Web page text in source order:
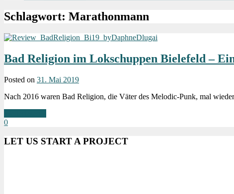
Schlagwort: Marathonmann
Bad Religion im Lokschuppen Bielefeld –
Posted on 31. Mai 2019
Nach 2016 waren Bad Religion, die Väter des Melodic-Punk, mal
0
LET US START A PROJECT